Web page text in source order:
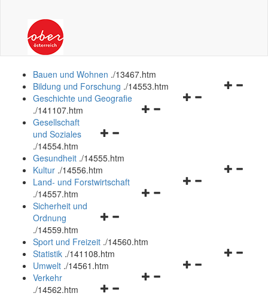
Bauen und Wohnen ./13467.htm
Navigationsmenü
Bildung und Forschung ./14553.htm
Navigationsmenü
Geschichte und Geografie
./141107.htm
Navigationsmenü
und
schließen
Gesellschaft
und Soziales
./14554.htm
Gesundheit ./14555.htm
Navigationsmenü
Kultur ./14556.htm
Navigationsmenü
Land- und Forstwirtschaft
./14557.htm
Navigationsmenü
und
schließen
Sicherheit und
Ordnung
./14559.htm
Sport und Freizeit ./14560.htm
Navigationsmenü
Statistik ./141108.htm
Navigationsmenü
Umwelt ./14561.htm
Navigationsmenü
Verkehr
./14562.htm